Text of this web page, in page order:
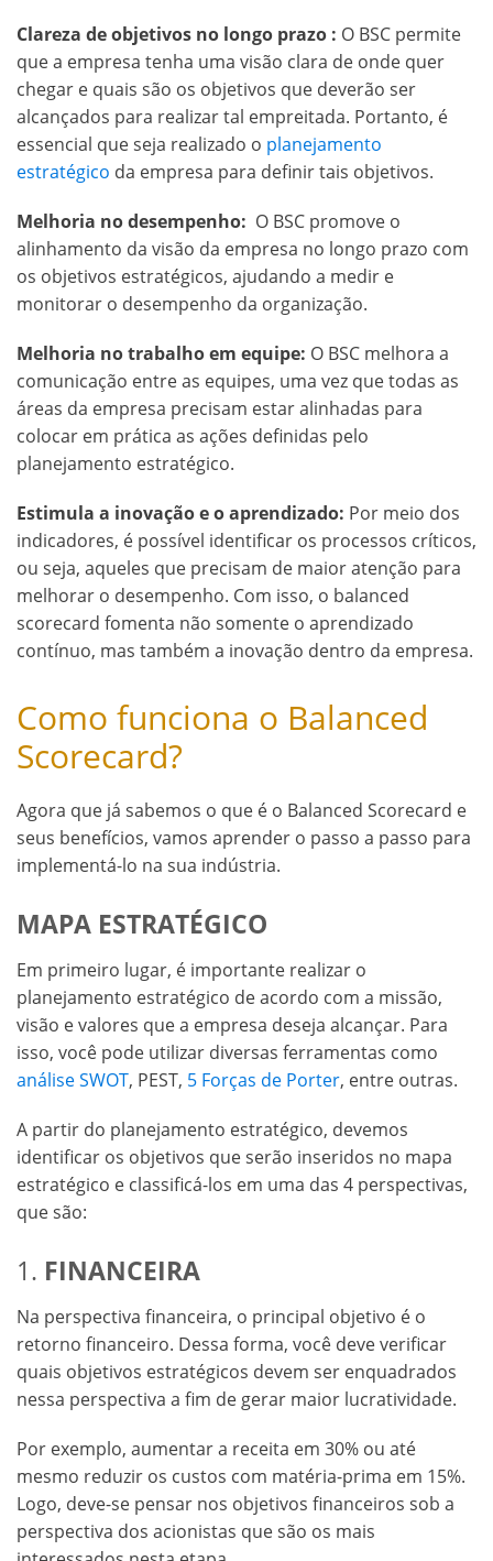
Clareza de objetivos no longo prazo : O BSC permite
que a empresa tenha uma visão clara de onde quer
chegar e quais são os objetivos que deverão ser
alcançados para realizar tal empreitada. Portanto, é
essencial que seja realizado o planejamento
estratégico da empresa para definir tais objetivos.
Melhoria no desempenho: O BSC promove o
alinhamento da visão da empresa no longo prazo com
os objetivos estratégicos, ajudando a medir e
monitorar o desempenho da organização.
Melhoria no trabalho em equipe: O BSC melhora a
comunicação entre as equipes, uma vez que todas as
áreas da empresa precisam estar alinhadas para
colocar em prática as ações definidas pelo
planejamento estratégico.
Estimula a inovação e o aprendizado: Por meio dos
indicadores, é possível identificar os processos críticos,
ou seja, aqueles que precisam de maior atenção para
melhorar o desempenho. Com isso, o balanced
scorecard fomenta não somente o aprendizado
contínuo, mas também a inovação dentro da empresa.
Como funciona o Balanced
Scorecard?
Agora que já sabemos o que é o Balanced Scorecard e
seus benefícios, vamos aprender o passo a passo para
implementá-lo na sua indústria.
MAPA ESTRATÉGICO
Em primeiro lugar, é importante realizar o
planejamento estratégico de acordo com a missão,
visão e valores que a empresa deseja alcançar. Para
isso, você pode utilizar diversas ferramentas como
análise SWOT, PEST, 5 Forças de Porter, entre outras.
A partir do planejamento estratégico, devemos
identificar os objetivos que serão inseridos no mapa
estratégico e classificá-los em uma das 4 perspectivas,
que são:
1. FINANCEIRA
Na perspectiva financeira, o principal objetivo é o
retorno financeiro. Dessa forma, você deve verificar
quais objetivos estratégicos devem ser enquadrados
nessa perspectiva a fim de gerar maior lucratividade.
Por exemplo, aumentar a receita em 30% ou até
mesmo reduzir os custos com matéria-prima em 15%.
Logo, deve-se pensar nos objetivos financeiros sob a
perspectiva dos acionistas que são os mais